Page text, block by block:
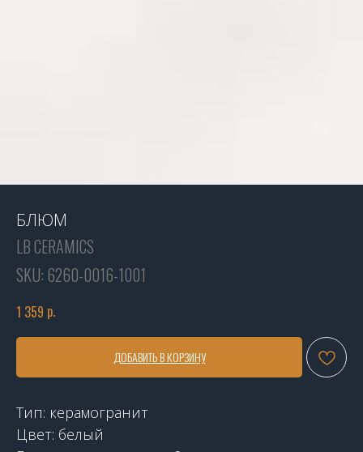
БЛЮМ
LB CERAMICS
SKU: 6260-0016-1001
1 359 р.
ДОБАВИТЬ В КОРЗИНУ
Тип: керамогранит
Цвет: белый